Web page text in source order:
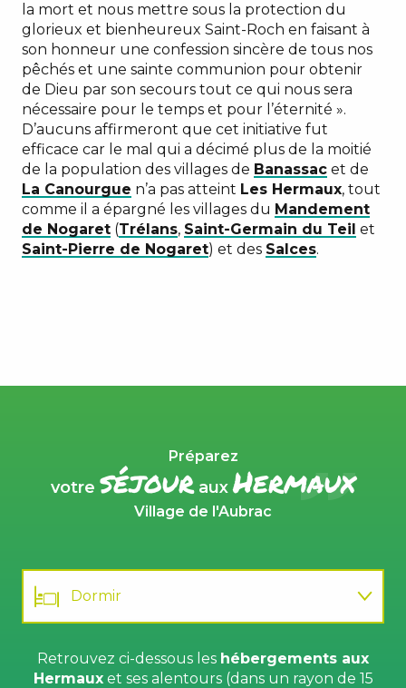
la mort et nous mettre sous la protection du
glorieux et bienheureux Saint-Roch en faisant à
son honneur une confession sincère de tous nos
pêchés et une sainte communion pour obtenir
de Dieu par son secours tout ce qui nous sera
nécessaire pour le temps et pour l’éternité ».
D’aucuns affirmeront que cet initiative fut
efficace car le mal qui a décimé plus de la moitié
de la population des villages de Banassac et de
La Canourgue n’a pas atteint Les Hermaux, tout
comme il a épargné les villages du Mandement
de Nogaret (Trélans, Saint-Germain du Teil et
Saint-Pierre de Nogaret) et des Salces.
Préparez
votre séjourauxHermaux
Village de l'Aubrac
Dormir
Retrouvez ci-dessous les hébergements aux
Hermauxet ses alentours (dans un rayon de 15